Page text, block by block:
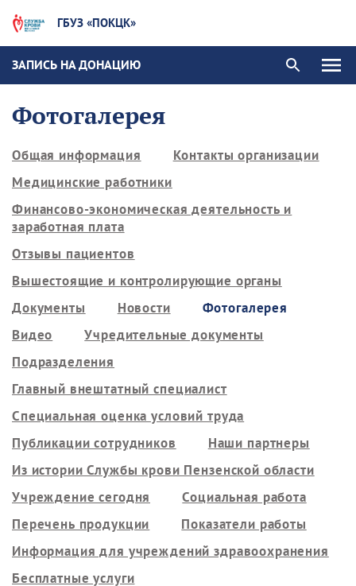
ГБУЗ «ПОКЦК»
ЗАПИСЬ НА ДОНАЦИЮ
Фотогалерея
Общая информация
Контакты организации
Медицинские работники
Финансово-экономическая деятельность и
заработная плата
Отзывы пациентов
Вышестоящие и контролирующие органы
Документы
Новости
Фотогалерея
Видео
Учредительные документы
Подразделения
Главный внештатный специалист
Специальная оценка условий труда
Публикации сотрудников
Наши партнеры
Из истории Службы крови Пензенской области
Учреждение сегодня
Социальная работа
Перечень продукции
Показатели работы
Информация для учреждений здравоохранения
Бесплатные услуги